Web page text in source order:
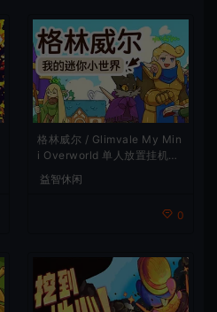
格林威尔 / Glimvale My Min
i Overworld 单人放置挂机城
市建造游戏
益智休闲
0